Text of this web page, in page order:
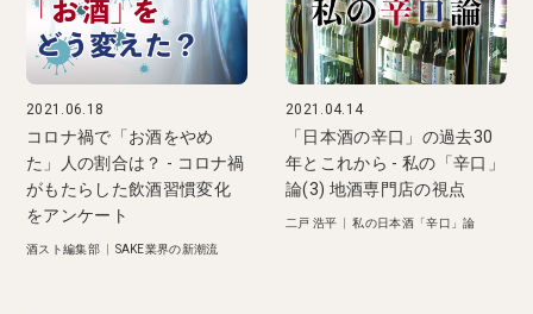
2021.06.18
コロナ禍で「お酒をやめ
た」人の割合は？ - コロナ禍
がもたらした飲酒習慣変化
をアンケート
酒スト編集部| SAKE業界の新潮流
2021.04.14
「日本酒の辛口」の過去30
年とこれから - 私の「辛口」
論(3) 地酒専門店の視点
二戸 浩平 |私の日本酒「辛口」論